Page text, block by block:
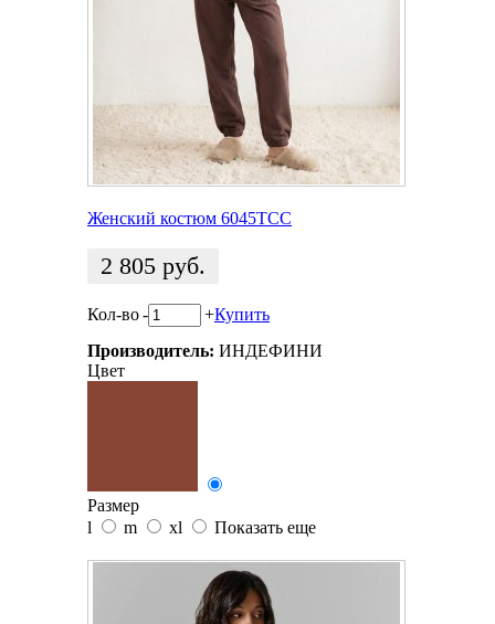
Женский костюм 6045TCC
2 805 руб.
Кол-во- +Купить
Производитель: ИНДЕФИНИ
Цвет
Размер
l
m xl Показать еще